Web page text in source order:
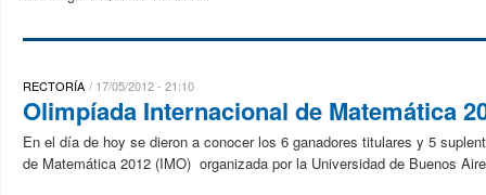
RECTORÍA 17/05/2012 - 21:10
Olimpíada Internacional de Matemática
En el día de hoy se dieron a conocer los 6 ganadores titulares y 5
de Matemática 2012 (IMO) organizada por la Universidad de Buenos